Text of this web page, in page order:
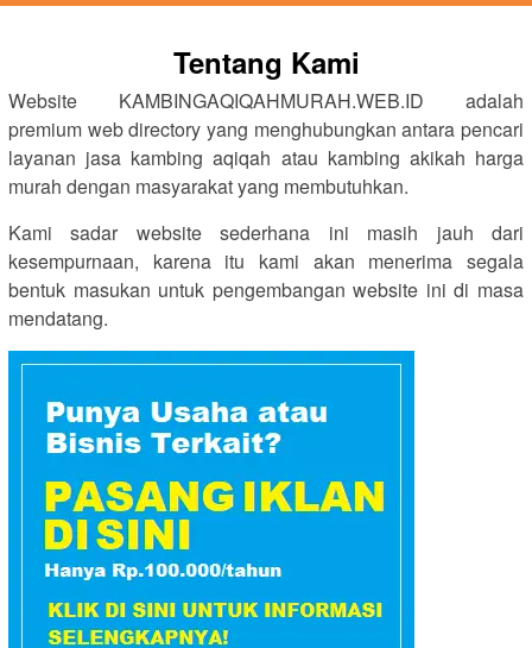
Tentang Kami
Website KAMBINGAQIQAHMURAH.WEB.ID adalah
premium web directory yang menghubungkan antara pencari
layanan jasa kambing aqiqah atau kambing akikah harga
murah dengan masyarakat yang membutuhkan.
Kami sadar website sederhana ini masih jauh dari
kesempurnaan, karena itu kami akan menerima segala
bentuk masukan untuk pengembangan website ini di masa
mendatang.